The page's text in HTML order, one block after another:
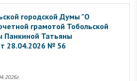
городской Думы "О
грамотой Тобольской
Панкиной Татьяны
28.04.2026 № 56